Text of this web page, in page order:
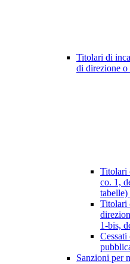
Titolari di
di direzione
Titolari
co. 1,
tabelle)
Titolari
1-bis,
Sanzioni per